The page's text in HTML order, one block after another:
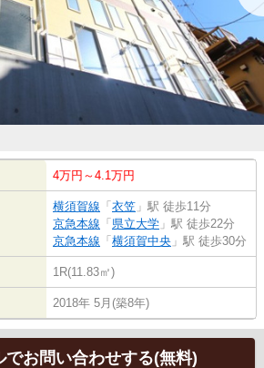
4万円～4.1万円
横須賀線 「 衣笠 」駅 徒歩11分
京急本線 「 県立大学 」駅 徒歩22分
京急本線 「 横須賀中央 」駅 徒歩30分
1R(11.83㎡)
2018年 5月(築8年)
でお問い合わせする(無料)